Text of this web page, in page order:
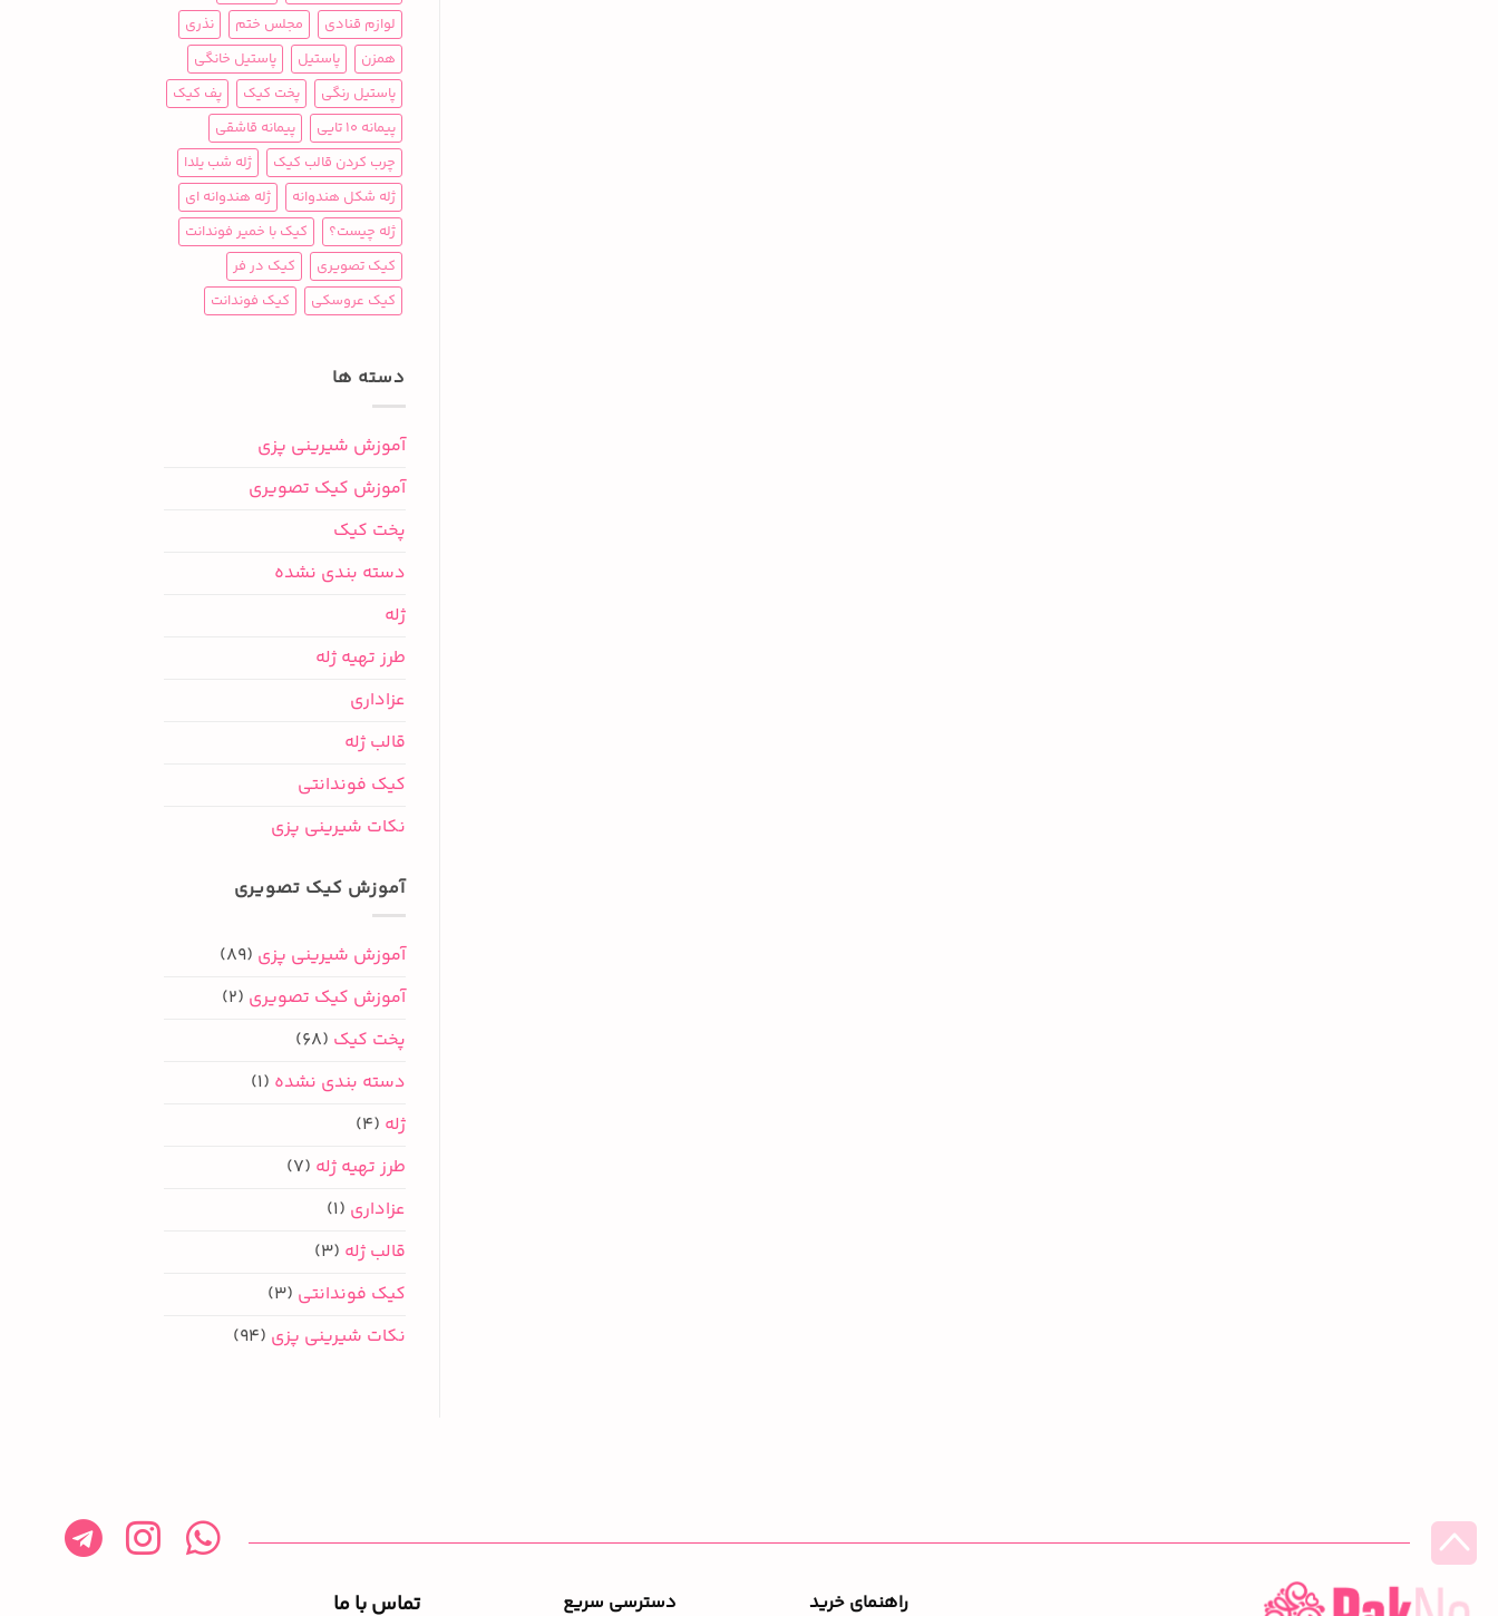
لوازم قنادی
مجلس ختم
نذری
همزن
پاستیل
پاستیل خانگی
پاستیل رنگی
پخت کیک
پف کیک
پیمانه 10 تایی
پیمانه قاشقی
چرب کردن قالب کیک
ژله شب یلدا
ژله شکل هندوانه
ژله هندوانه ای
ژله چیست؟
کیک با خمیر فوندانت
کیک تصویری
کیک در فر
کیک عروسکی
کیک فوندانت
دسته ها
آموزش شیرینی پزی
آموزش کیک تصویری
پخت کیک
دسته بندی نشده
ژله
طرز تهیه ژله
عزاداری
قالب ژله
کیک فوندانتی
نکات شیرینی پزی
آموزش کیک تصویری
آموزش شیرینی پزی (89)
آموزش کیک تصویری (2)
پخت کیک (68)
دسته بندی نشده (1)
ژله (4)
طرز تهیه ژله (7)
عزاداری (1)
قالب ژله (3)
کیک فوندانتی (3)
نکات شیرینی پزی (94)
راهنمای خرید دسترسی سریع تماس با ما